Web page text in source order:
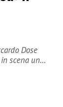
Dose
scena un…